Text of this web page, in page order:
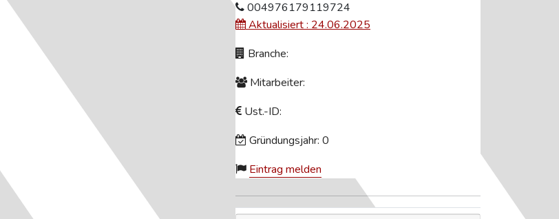
004976179119724
Aktualisiert : 24.06.2025
Branche:
Mitarbeiter:
Ust.-ID:
Gründungsjahr: 0
Eintrag melden